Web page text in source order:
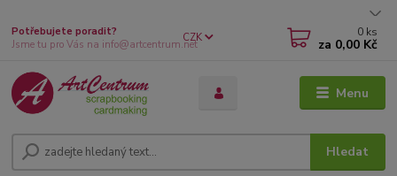
Menu
CZK
Hledat
Potřebujete poradit?
Jsme tu pro Vás na info@artcentrum.net
0 ks
za 0,00 Kč